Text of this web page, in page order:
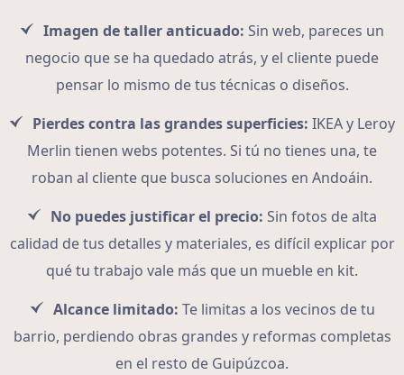
Imagen de taller anticuado: Sin web, pareces un
negocio que se ha quedado atrás, y el cliente puede
pensar lo mismo de tus técnicas o diseños.
Pierdes contra las grandes superficies: IKEA y Leroy
Merlin tienen webs potentes. Si tú no tienes una, te
roban al cliente que busca soluciones en Andoáin.
No puedes justificar el precio: Sin fotos de alta
calidad de tus detalles y materiales, es difícil explicar por
qué tu trabajo vale más que un mueble en kit.
Alcance limitado: Te limitas a los vecinos de tu
barrio, perdiendo obras grandes y reformas completas
en el resto de Guipúzcoa.